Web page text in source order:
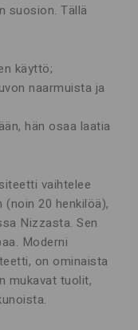
suosion. Tällä
käyttö;
naarmuista ja
hän osaa laatia
vaihtelee
20 henkilöä),
Nizzasta. Sen
Moderni
on ominaista
mukavat tuolit,